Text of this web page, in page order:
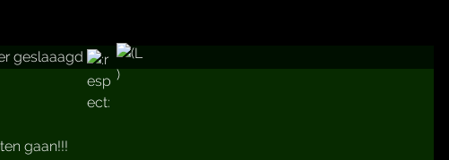
geslaaagd
gaan!!!